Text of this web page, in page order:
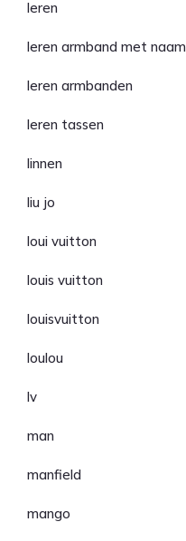
leren
leren armband met naam
leren armbanden
leren tassen
linnen
liu jo
loui vuitton
louis vuitton
louisvuitton
loulou
lv
man
manfield
mango